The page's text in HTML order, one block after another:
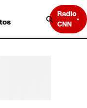
Radio
CNN